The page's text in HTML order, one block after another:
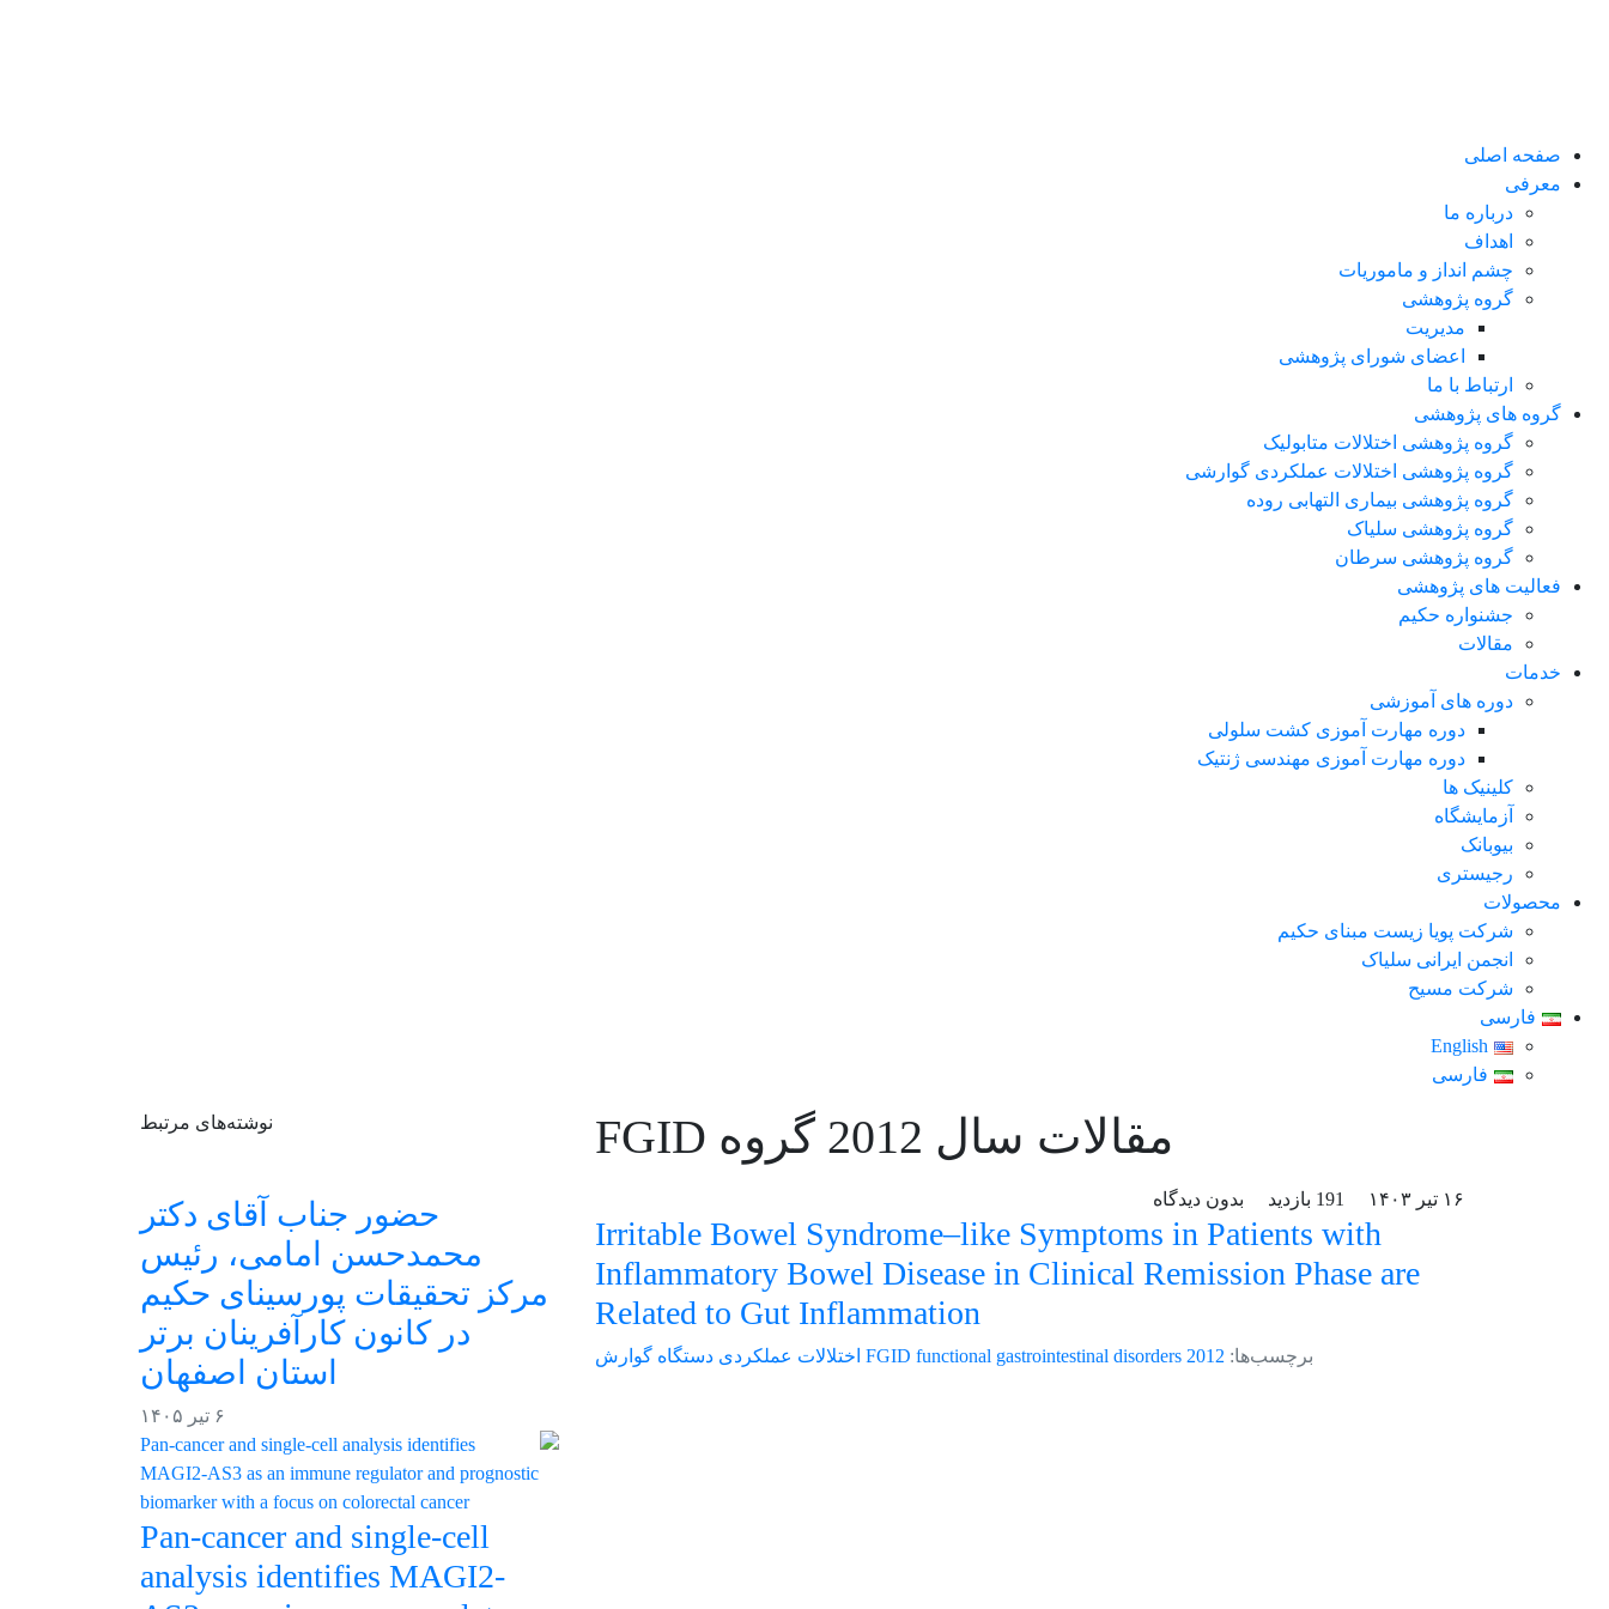
صفحه اصلی
معرفی
درباره ما
اهداف
چشم انداز و ماموریات
گروه پژوهشی
مدیریت
اعضای شورای پژوهشی
ارتباط با ما
گروه های پژوهشی
گروه پژوهشی اختلالات متابولیک
گروه پژوهشی اختلالات عملکردی گوارشی
گروه پژوهشی بیماری التهابی روده
گروه پژوهشی سلیاک
گروه پژوهشی سرطان
فعالیت های پژوهشی
جشنواره حکیم
مقالات
خدمات
دوره های آموزشی
دوره مهارت آموزی کشت سلولی
دوره مهارت آموزی مهندسی ژنتیک
کلینیک ها
آزمایشگاه
بیوبانک
رجیستری
محصولات
شرکت پویا زیست مبنای حکیم
انجمن ایرانی سلیاک
شرکت مسیح
فارسی
English
فارسی
مقالات سال 2012 گروه FGID
۱۶ تیر ۱۴۰۳ 191 بازدید بدون دیدگاه
Irritable Bowel Syndrome–like Symptoms in Patients with
Inflammatory Bowel Disease in Clinical Remission Phase are
Related to Gut Inflammation
برچسب‌ها: 2012
FGID functional gastrointestinal disorders اختلالات عملکردی دستگاه گوارش
نوشته‌های مرتبط
حضور جناب آقای دکتر
محمدحسن امامی، رئیس
مرکز تحقیقات پورسینای حکیم
در کانون کارآفرینان برتر
استان اصفهان
۶ تیر ۱۴۰۵
Pan-cancer and single-cell
analysis identifies MAGI2-